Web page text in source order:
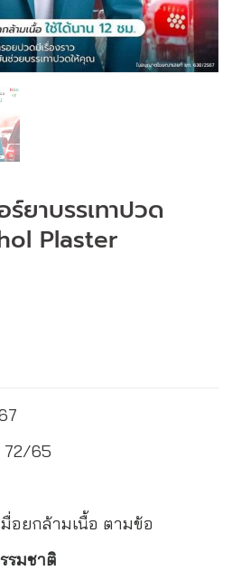
ยาบรรเทาปวด
Plaster
72/65
อยกล้ามเนื้อ ตามข้อ
รมชาติ